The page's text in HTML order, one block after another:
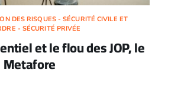
DES RISQUES - SÉCURITÉ CIVILE ET
- SÉCURITÉ PRIVÉE
et le flou des JOP, le